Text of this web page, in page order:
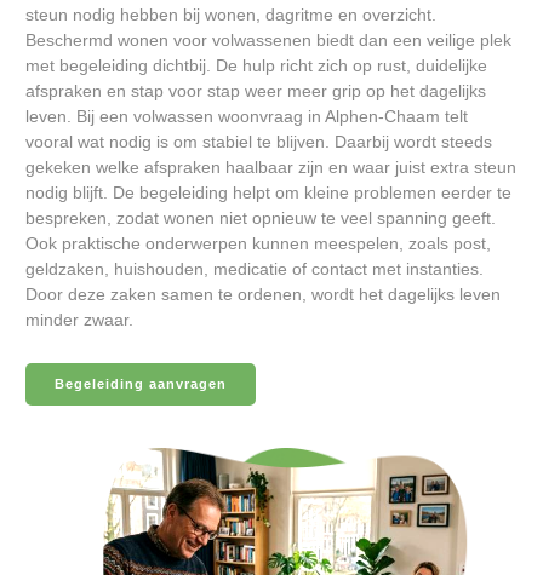
steun nodig hebben bij wonen, dagritme en overzicht.
Beschermd wonen voor volwassenen biedt dan een veilige plek
met begeleiding dichtbij. De hulp richt zich op rust, duidelijke
afspraken en stap voor stap weer meer grip op het dagelijks
leven. Bij een volwassen woonvraag in Alphen-Chaam telt
vooral wat nodig is om stabiel te blijven. Daarbij wordt steeds
gekeken welke afspraken haalbaar zijn en waar juist extra steun
nodig blijft. De begeleiding helpt om kleine problemen eerder te
bespreken, zodat wonen niet opnieuw te veel spanning geeft.
Ook praktische onderwerpen kunnen meespelen, zoals post,
geldzaken, huishouden, medicatie of contact met instanties.
Door deze zaken samen te ordenen, wordt het dagelijks leven
minder zwaar.
Begeleiding aanvragen